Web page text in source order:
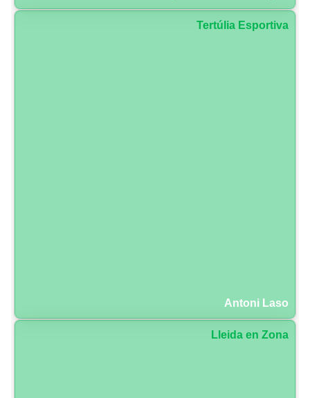
Tertúlia Esportiva
Antoni Laso
Lleida en Zona